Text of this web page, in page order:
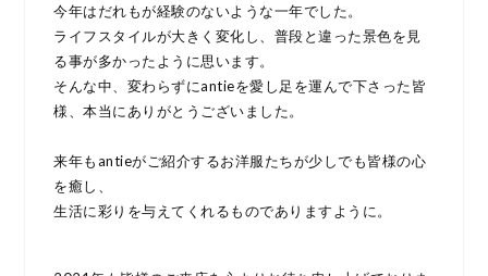
今年はだれもが経験のないような一年でした。
ライフスタイルが大きく変化し、普段と違った景色を見
る事が多かったように思います。
そんな中、変わらずにantieを愛し足を運んで下さった皆
様、本当にありがとうございました。
来年もantieがご紹介するお洋服たちが少しでも皆様の心
を癒し、
生活に彩りを与えてくれるものでありますように。